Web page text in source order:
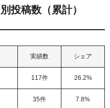
投稿数（累計）
実績数 シェア
117件 26.2%
35件 7.8%